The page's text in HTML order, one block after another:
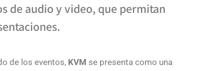
de audio y video, que permitan
de los eventos, KVM se presenta como una